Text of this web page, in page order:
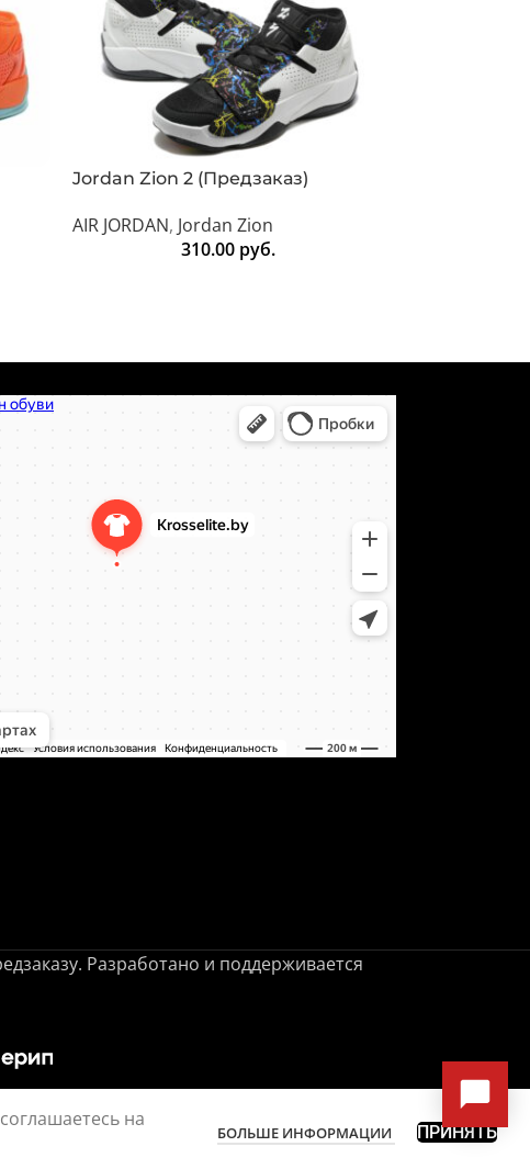
Jordan Zion 2 (Предзаказ)
AIR JORDAN, Jordan Zion
310.00 руб.
сайт в Минске
Разработано и поддерживается
на
БОЛЬШЕ ИНФОРМАЦИИ ПРИНЯТЬ